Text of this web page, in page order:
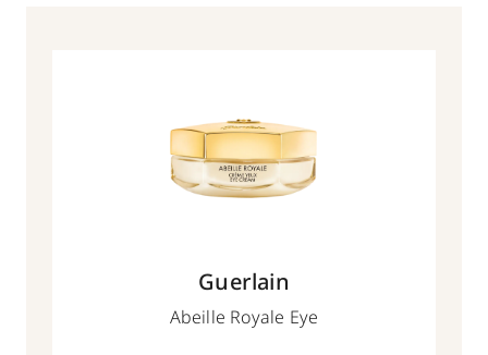
Guerlain
Abeille Royale Eye